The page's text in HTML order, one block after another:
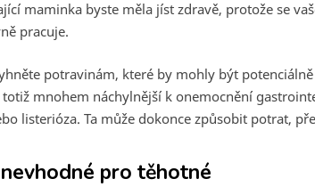
maminka byste měla jíst zdravě, protože se
pracuje.
potravinám, které by mohly být
mnohem náchylnější k onemocnění
listerióza. Ta může dokonce způsobit potrat,
pro těhotné